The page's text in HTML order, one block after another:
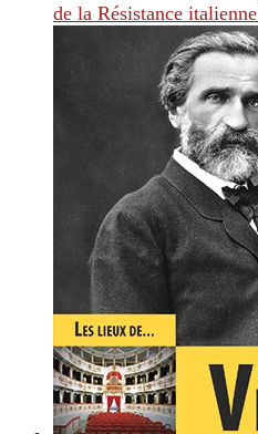
de la Résistance italienne